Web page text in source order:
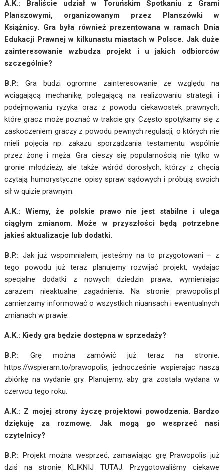
A.K.: Braliście udział w Toruńskim Spotkaniu z Grami
Planszowymi, organizowanym przez Planszówki w
Książnicy. Gra była również prezentowana w ramach Dnia
Edukacji Prawnej w kilkunastu miastach w Polsce. Jak duże
zainteresowanie wzbudza projekt i u jakich odbiorców
szczególnie?
B.P.: Gra budzi ogromne zainteresowanie ze względu na
wciągającą mechanikę, polegającą na realizowaniu strategii i
podejmowaniu ryzyka oraz z powodu ciekawostek prawnych,
które gracz może poznać w trakcie gry. Często spotykamy się z
zaskoczeniem graczy z powodu pewnych regulacji, o których nie
mieli pojęcia np. zakazu sporządzania testamentu wspólnie
przez żonę i męża. Gra cieszy się popularnością nie tylko w
gronie młodzieży, ale także wśród dorosłych, którzy z chęcią
czytają humorystyczne opisy spraw sądowych i próbują swoich
sił w quizie prawnym.
A.K.: Wiemy, że polskie prawo nie jest stabilne i ulega
ciągłym zmianom. Może w przyszłości będą potrzebne
jakieś aktualizacje lub dodatki.
B.P.: Jak już wspomniałem, jesteśmy na to przygotowani – z
tego powodu już teraz planujemy rozwijać projekt, wydając
specjalne dodatki z nowych dziedzin prawa, wymieniając
zarazem nieaktualne zagadnienia. Na stronie prawopolis.pl
zamierzamy informować o wszystkich niuansach i ewentualnych
zmianach w prawie.
A.K.: Kiedy gra będzie dostępna w sprzedaży?
B.P.: Grę można zamówić już teraz na stronie:
https://wspieram.to/prawopolis, jednocześnie wspierając naszą
zbiórkę na wydanie gry. Planujemy, aby gra została wydana w
czerwcu tego roku.
A.K.: Z mojej strony życzę projektowi powodzenia. Bardzo
dziękuję za rozmowę. Jak mogą go wesprzeć nasi
czytelnicy?
B.P.: Projekt można wesprzeć, zamawiając grę Prawopolis już
dziś na stronie KLIKNIJ TUTAJ. Przygotowaliśmy ciekawe